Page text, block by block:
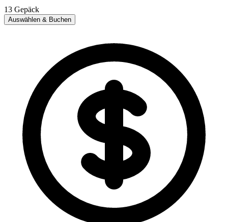
13 Gepäck
Auswählen & Buchen